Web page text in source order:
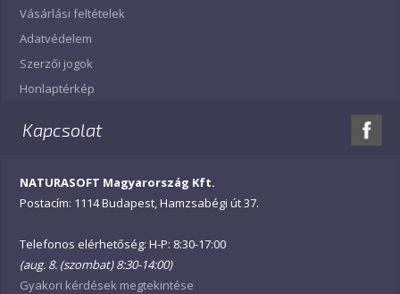
Vásárlási feltételek
Adatvédelem
Szerzői jogok
Honlaptérkép
Kapcsolat
NATURASOFT Magyarország Kft.
Postacím: 1114 Budapest, Hamzsabégi út 37.
Telefonos elérhetőség: H-P: 8:30-17:00
(aug. 8. (szombat) 8:30-14:00)
Gyakori kérdések megtekintése